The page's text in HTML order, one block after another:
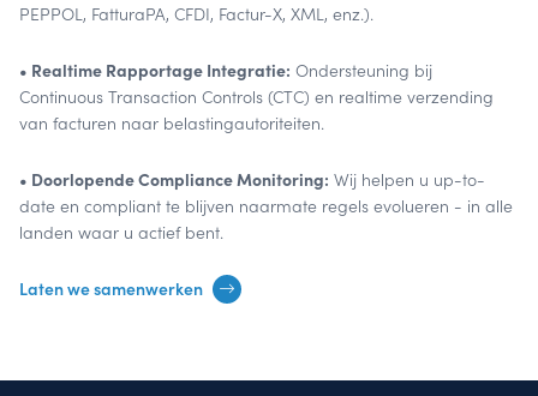
PEPPOL, FatturaPA, CFDI, Factur-X, XML, enz.).
• Realtime Rapportage Integratie: Ondersteuning bij
Continuous Transaction Controls (CTC) en realtime verzending
van facturen naar belastingautoriteiten.
• Doorlopende Compliance Monitoring: Wij helpen u up-to-
date en compliant te blijven naarmate regels evolueren - in alle
landen waar u actief bent.
Laten we samenwerken